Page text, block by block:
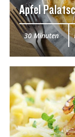
Apfel
30 Minuten